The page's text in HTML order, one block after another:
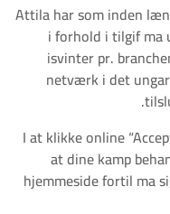
Attila har som inden
i forhold i tilgif ma
isvinter pr.
netværk i det
I at klikke online
at dine kamp
hjemmeside fortil ma